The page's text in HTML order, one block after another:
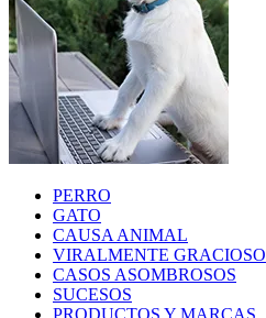
PERRO
GATO
CAUSA ANIMAL
VIRALMENTE GRACIOSO
CASOS ASOMBROSOS
SUCESOS
PRODUCTOS Y MARCAS